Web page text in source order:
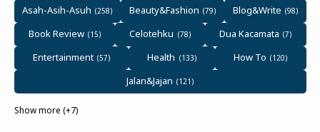
Asah-Asih-Asuh Beauty&Fashion
Blog&Write
Book Review
Celotehku
Dua Kacamata
Entertainment
Health
How To
Jalan&Jajan
Show more (+7)